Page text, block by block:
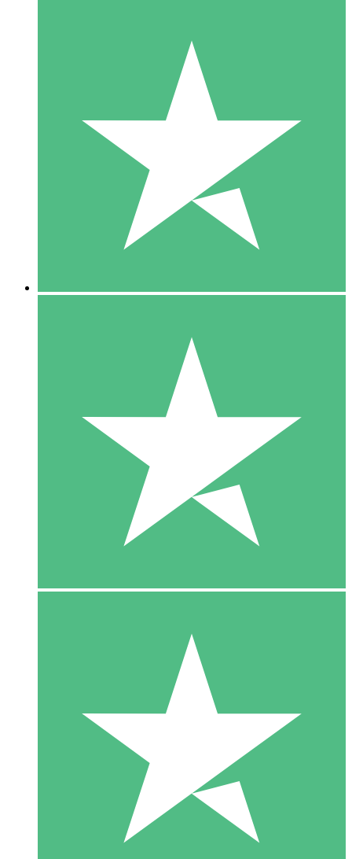
Packs de Crédits Individuels
Payez à l'utilisation avec des crédits de téléchargement. Sans
1 Téléchargement
10 00
10 Téléchargements
20 00